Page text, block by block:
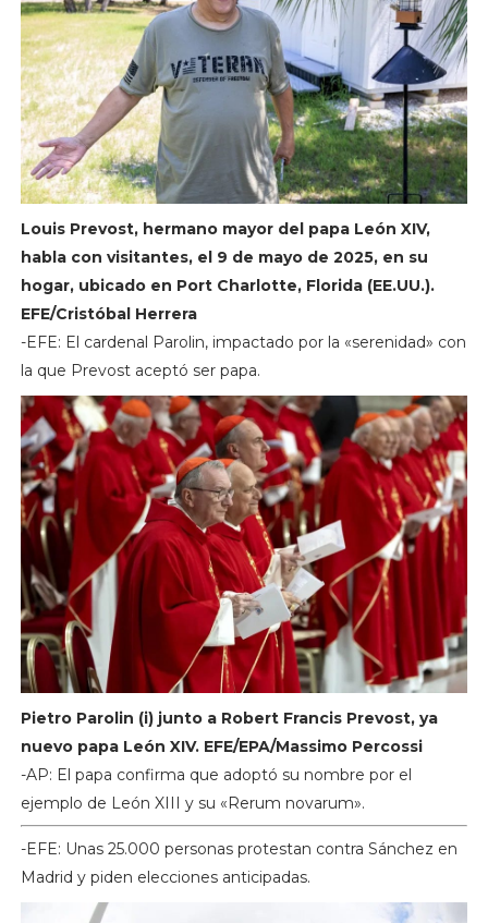
Louis Prevost, hermano mayor del papa León XIV,
habla con visitantes, el 9 de mayo de 2025, en su
hogar, ubicado en Port Charlotte, Florida (EE.UU.).
EFE/Cristóbal Herrera
-EFE: El cardenal Parolin, impactado por la «serenidad» con
la que Prevost aceptó ser papa.
Pietro Parolin (i) junto a Robert Francis Prevost, ya
nuevo papa León XIV. EFE/EPA/Massimo Percossi
-AP: El papa confirma que adoptó su nombre por el
ejemplo de León XIII y su «Rerum novarum».
-EFE: Unas 25.000 personas protestan contra Sánchez en
Madrid y piden elecciones anticipadas.